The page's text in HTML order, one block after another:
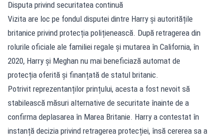
Disputa privind securitatea continuă
Vizita are loc pe fondul disputei dintre Harry și autoritățile
britanice privind protecția polițienească. După retragerea din
rolurile oficiale ale familiei regale și mutarea în California, în
2020, Harry și Meghan nu mai beneficiază automat de
protecția oferită și finanțată de statul britanic.
Potrivit reprezentanților prințului, acesta a fost nevoit să
stabilească măsuri alternative de securitate înainte de a
confirma deplasarea în Marea Britanie. Harry a contestat în
instanță decizia privind retragerea protecției, însă cererea sa a